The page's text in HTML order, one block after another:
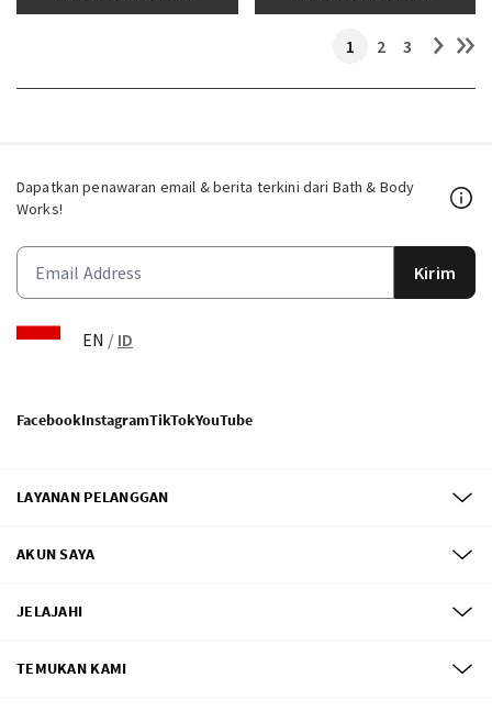
1 2 3
Dapatkan penawaran email & berita terkini dari Bath & Body
Works!
Kirim
EN / ID
FacebookInstagramTikTokYouTube
LAYANAN PELANGGAN
AKUN SAYA
JELAJAHI
TEMUKAN KAMI